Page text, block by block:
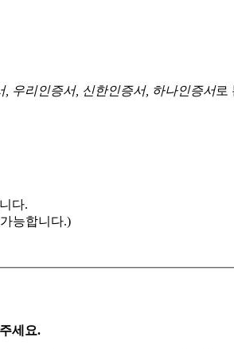
, 우리인증서, 신한인증서, 하나인증서로
다.
능합니다.)
세요.